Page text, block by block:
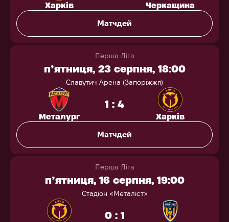
Харків Черкащина
Матчдей
Перша Ліга
п’ятниця, 23 серпня, 18:00
Славутич Арена (Запоріжжя)
Металург
1 : 4
Харків
Матчдей
Перша Ліга
п’ятниця, 16 серпня, 19:00
Стадіон «Металіст»
0 : 1